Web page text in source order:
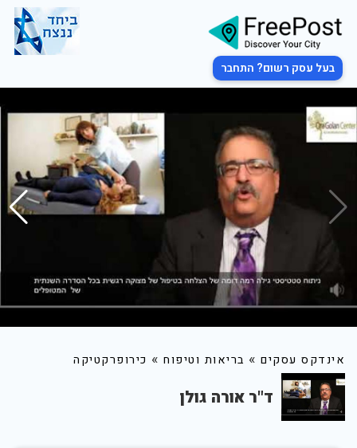
בעל עסק רשום? התחבר
אינדקס עסקים » בריאות וטיפוח » כירופרקטיקה
ד"ר אורה גולן